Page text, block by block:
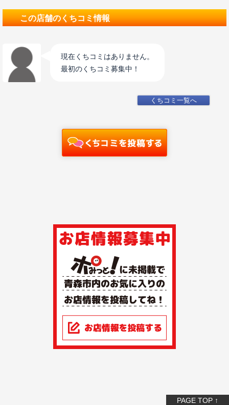
この店舗のくちコミ情報
現在くちコミはありません。
最初のくちコミ募集中！
くちコミ一覧へ
PAGE TOP ↑